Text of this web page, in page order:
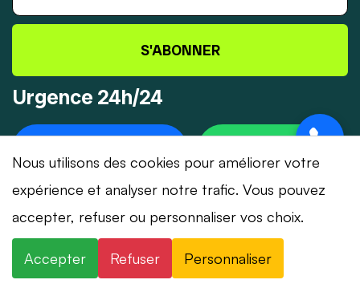
S'ABONNER
Urgence 24h/24
© 2026 Dépannage-Serrurier.ch - Tous droits
réservés | Suisse romande
Nous utilisons des cookies pour améliorer votre
expérience et analyser notre trafic. Vous pouvez
accepter, refuser ou personnaliser vos choix.
Accepter Refuser Personnaliser